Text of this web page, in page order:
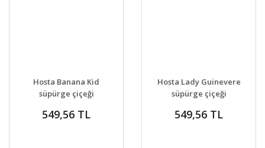
DETAYLAR
VER
Hosta Banana Kid
süpürge çiçeği
549,56 TL
DETAYLAR
VER
Hosta Lady Guinevere
süpürge çiçeği
549,56 TL